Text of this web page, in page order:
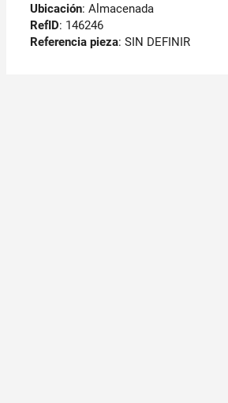
Ubicación: Almacenada
RefID: 146246
Referencia pieza: SIN DEFINIR